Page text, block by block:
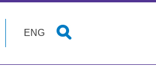
ENG